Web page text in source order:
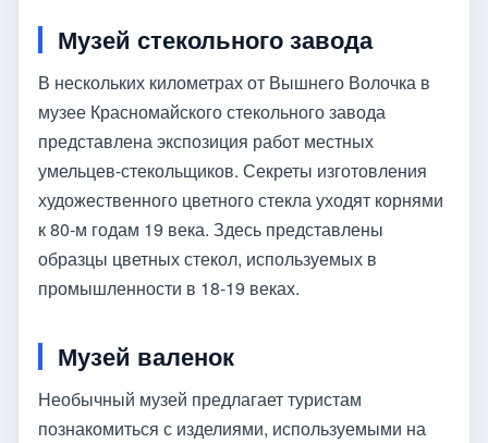
Музей стекольного завода
В нескольких километрах от Вышнего Волочка в
музее Красномайского стекольного завода
представлена экспозиция работ местных
умельцев-стекольщиков. Секреты изготовления
художественного цветного стекла уходят корнями
к 80-м годам 19 века. Здесь представлены
образцы цветных стекол, используемых в
промышленности в 18-19 веках.
Музей валенок
Необычный музей предлагает туристам
познакомиться с изделиями, используемыми на